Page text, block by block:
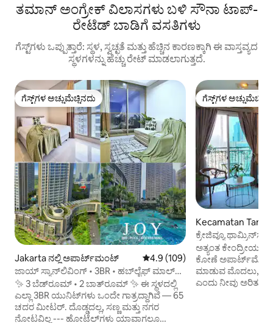
ತಮಾನ್ ಅಂಗ್ರೇಕ್ ವಿಲಾಸಗಳು ಬಳಿ ಸೌನಾ ಟಾಪ್-
ರೇಟೆಡ್ ಬಾಡಿಗೆ ವಸತಿಗಳು
ಗೆಸ್ಟ್‌ಗಳು ಒಪ್ಪುತ್ತಾರೆ: ಸ್ಥಳ, ಸ್ವಚ್ಛತೆ ಮತ್ತು ಹೆಚ್ಚಿನ ಕಾರಣಕ್ಕಾಗಿ ಈ ವಾಸ್ತವ್ಯದ
ಸ್ಥಳಗಳನ್ನು ಹೆಚ್ಚು ರೇಟ್ ಮಾಡಲಾಗುತ್ತದೆ.
ಗೆಸ್ಟ್‌ಗಳ ಅಚ್ಚುಮೆಚ್ಚಿನದು
ಗೆಸ್ಟ್‌ಗಳ ಅಚ್ಚುಮೆಚ್ಚಿನದು
Jakarta ನಲ್ಲಿ ಅಪಾರ್ಟ್‌ಮಂಟ್ 5 ರಲ್ಲಿ 4.9 ಸರಾಸರಿ ರೇಟಿಂಗ್, 109
4.9 (109)
ಜಾಯ್ ಸ್ಯಾನ್‌ಲಿವಿಂಗ್ • 3BR • ಹಬ್‌ಲೈಫ್ ಮಾಲ್
ಡೈರೆಕ್ಟ್ • ಪೂಲ್
✨ 3 ಬೆಡ್‌ರೂಮ್ • 2 ಬಾತ್‌ರೂಮ್ ✨ ಈ ಸ್ಥಳದಲ್ಲಿ
ಎಲ್ಲಾ 3BR ಯುನಿಟ್‌ಗಳು ಒಂದೇ ಗಾತ್ರದ್ದಾಗಿವೆ — 65
ಚದರ ಮೀಟರ್. ದೊಡ್ಡದಲ್ಲ, ಸಣ್ಣ ಮತ್ತು ನಗರ
ನೋಟವಿಲ್ಲ --- ಹೋಟೆಲ್‌ಗಳು ಯಾವಾಗಲೂ
ಗೆಸ್ಟ್‌ಗಳ
ಗೆಸ್ಟ್‌ಗಳ
Kecamatan
ಲ್ಲಿ ಅಪಾರ್ಟ್‌ಮಂಟ್
ಕ್ರೇಜಿವ್ಯೂ
ಸಿಟಿ-ಜಿಐ-ಪಿಐ
ಅತ್ಯಂತ ಕೇಂದ್ರೀಯ
ಕೋಣೆ
ಮಾಡುವ ಮೊದಲು,
ಎಂದು ನೀವು